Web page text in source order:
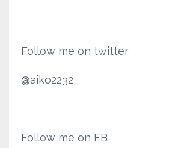
Follow me on twitter
@aiko2232
Follow me on FB